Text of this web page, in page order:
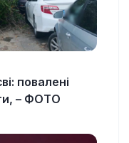
повалені
– ФОТО